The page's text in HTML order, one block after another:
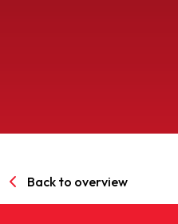
Back to overview